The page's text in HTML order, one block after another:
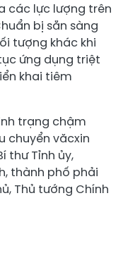
các lực lượng trên
bị sẵn sàng
tượng khác khi
ứng dụng triệt
khai tiêm
trạng chậm
chuyển văcxin
thư Tỉnh ủy,
thành phố phải
Thủ tướng Chính